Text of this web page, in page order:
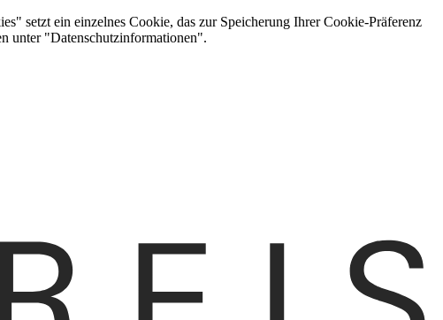
setzt ein einzelnes Cookie, das zur Speicherung Ihrer Cookie-Präferenz
unter "Datenschutzinformationen".